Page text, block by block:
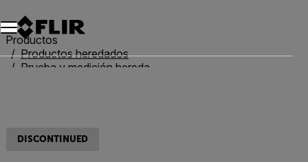
Unread messages
Modelo
Eliminar
artículos
artículo
Añadir al carro
Añadido al carro
Productos
Productos heredados
Prueba y medición heredadas
DISCONTINUED